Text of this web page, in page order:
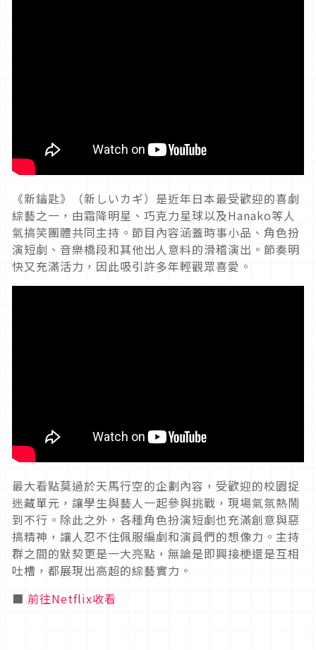
《新鑰匙》（新しいカギ）是近年日本最受歡迎的喜劇
綜藝之一，由霜降明星、巧克力星球以及Hanako等人
氣搞笑團體共同主持。節目內容涵蓋時事小品、角色扮
演短劇、音樂橋段和其他出人意料的滑稽演出。節奏明
快又充滿活力，因此吸引許多年輕觀眾喜愛。
最大看點莫過於天馬行空的企劃內容，受歡迎的校園捉
迷藏單元，讓學生與藝人一起參與挑戰，現場氣氛熱鬧
到不行。除此之外，各種角色扮演短劇也充滿創意與惡
搞精神，讓人忍不住佩服編劇和演員們的想像力。主持
群之間的默契更是一大亮點，無論是即興接梗還是互相
吐槽，都展現出高超的綜藝實力。
■ 前往Netflix收看